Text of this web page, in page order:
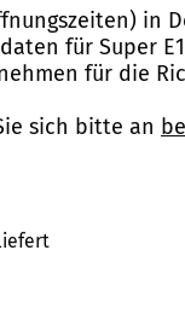
für Super
für die
sich bitte an